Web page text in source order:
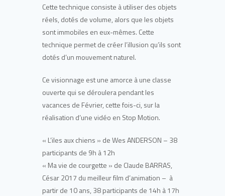
Cette technique consiste à utiliser des objets
réels, dotés de volume, alors que les objets
sont immobiles en eux-mêmes. Cette
technique permet de créer l’illusion qu’ils sont
dotés d’un mouvement naturel.
Ce visionnage est une amorce à une classe
ouverte qui se déroulera pendant les
vacances de Février, cette fois-ci, sur la
réalisation d’une vidéo en Stop Motion.
« L’iles aux chiens » de Wes ANDERSON – 38
participants de 9h à 12h
« Ma vie de courgette » de Claude BARRAS,
César 2017 du meilleur film d’animation – à
partir de 10 ans, 38 participants de 14h à 17h